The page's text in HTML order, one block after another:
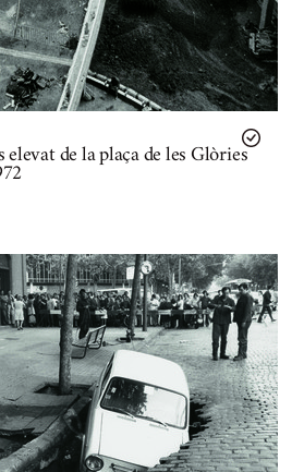
elevat de la plaça de les Glòries